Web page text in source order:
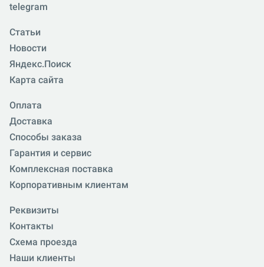
telegram
Статьи
Новости
Яндекс.Поиск
Карта сайта
Оплата
Доставка
Способы заказа
Гарантия и сервис
Комплексная поставка
Корпоративным клиентам
Реквизиты
Контакты
Схема проезда
Наши клиенты